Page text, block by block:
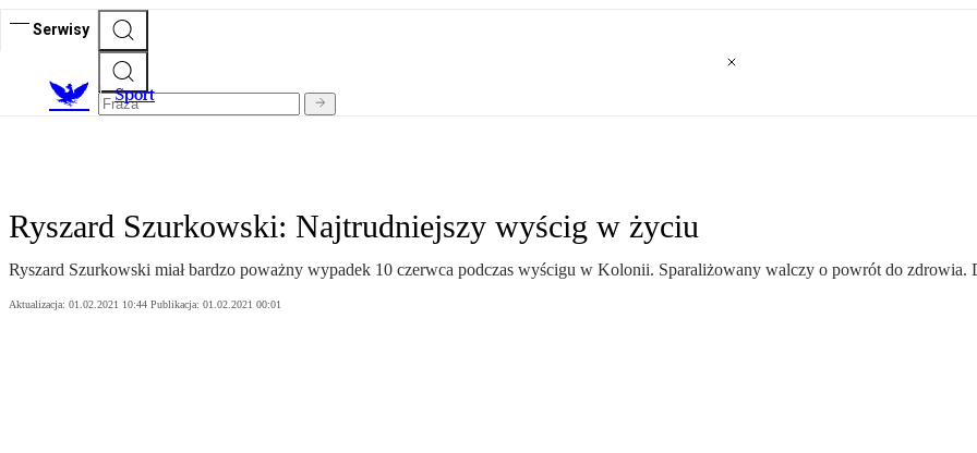
Serwisy
Sport
Ryszard Szurkowski: Najtrudniejszy wyścig w życiu
Ryszard Szurkowski miał bardzo poważny wypadek 10 czerwca podczas wyścigu w Kolonii. Sparaliżowany walczy o powrót do zdrowia.
Aktualizacja: 01.02.2021 10:44 Publikacja: 01.02.2021 00:01